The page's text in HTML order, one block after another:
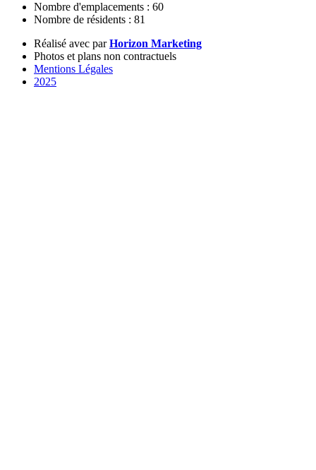
Nombre d'emplacements : 60
Nombre de résidents : 81
Réalisé avec parHorizon Marketing
Photos et plans non contractuels
Mentions Légales
2025